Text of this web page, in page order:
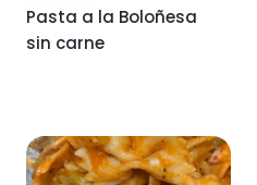
Pasta a la Boloñesa
sin carne